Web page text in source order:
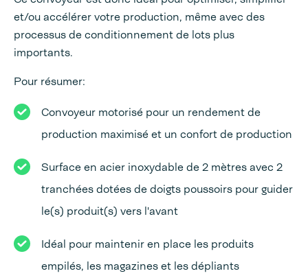
et/ou accélérer votre production, même avec des
processus de conditionnement de lots plus
importants.
Pour résumer:
Convoyeur motorisé pour un rendement de
production maximisé et un confort de production
Surface en acier inoxydable de 2 mètres avec 2
tranchées dotées de doigts poussoirs pour guider
le(s) produit(s) vers l'avant
Idéal pour maintenir en place les produits
empilés, les magazines et les dépliants